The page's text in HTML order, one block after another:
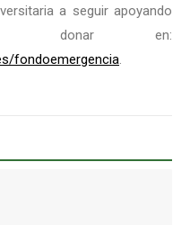
a seguir apoyando
donar en:
fondoemergencia.